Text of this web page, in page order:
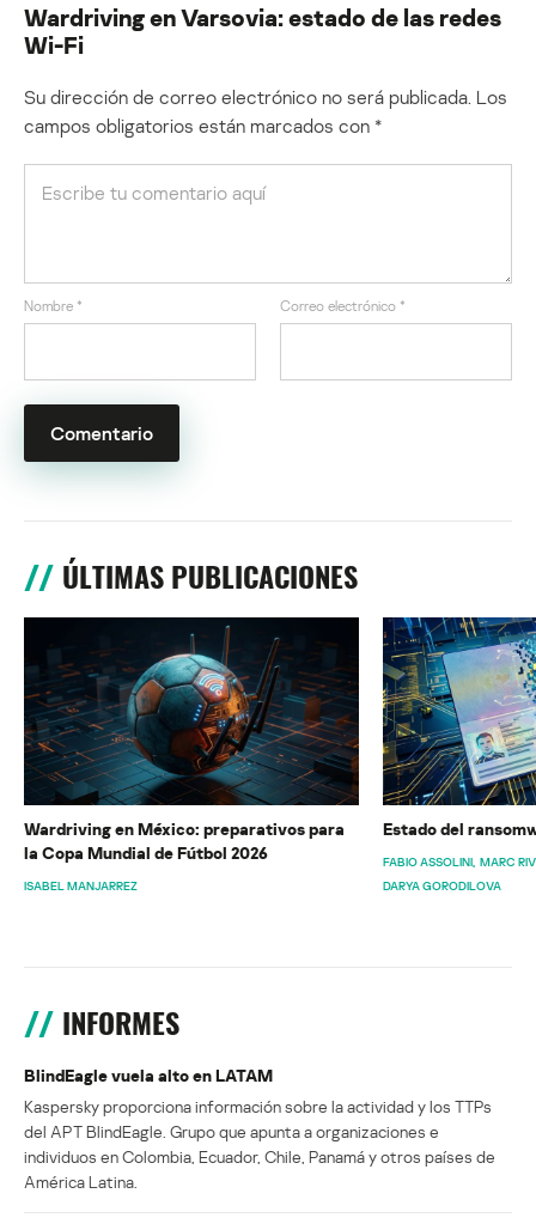
Wardriving en Varsovia: estado de las redes
Wi-Fi
Su dirección de correo electrónico no será publicada. Los
campos obligatorios están marcados con *
Nombre * Correo electrónico *
ÚLTIMAS PUBLICACIONES
Wardriving en México: preparativos para
la Copa Mundial de Fútbol 2026
ISABEL MANJARREZ
Estado del
FABIO ASSOLINI MARC
DARYA GORODILOVA
INFORMES
BlindEagle vuela alto en LATAM
Kaspersky proporciona información sobre la actividad y los TTPs
del APT BlindEagle. Grupo que apunta a organizaciones e
individuos en Colombia, Ecuador, Chile, Panamá y otros países de
América Latina.